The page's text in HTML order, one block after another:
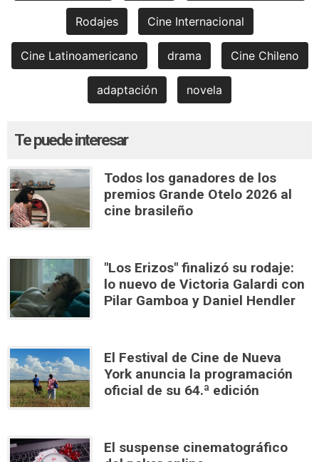
Rodajes Cine Internacional
Cine Latinoamericano drama Cine Chileno
adaptación novela
Te puede interesar
Todos los ganadores de los
premios Grande Otelo 2026 al
cine brasileño
"Los Erizos" finalizó su rodaje:
lo nuevo de Victoria Galardi con
Pilar Gamboa y Daniel Hendler
El Festival de Cine de Nueva
York anuncia la programación
oficial de su 64.ª edición
El suspense cinematográfico